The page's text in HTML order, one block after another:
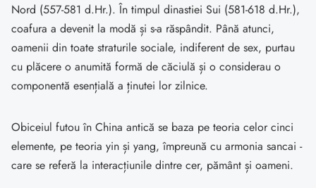
Nord (557-581 d.Hr.). În timpul dinastiei Sui (581-618 d.Hr.),
coafura a devenit la modă și s-a răspândit. Până atunci,
oamenii din toate straturile sociale, indiferent de sex, purtau
cu plăcere o anumită formă de căciulă și o considerau o
componentă esențială a ținutei lor zilnice.
Obiceiul futou în China antică se baza pe teoria celor cinci
elemente, pe teoria yin și yang, împreună cu armonia sancai -
care se referă la interacțiunile dintre cer, pământ și oameni.